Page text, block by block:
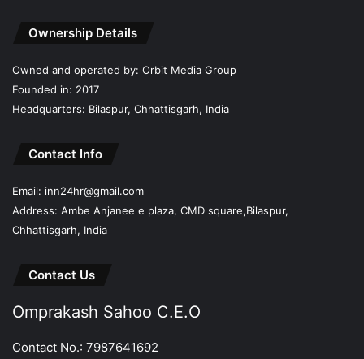
Ownership Details
Owned and operated by: Orbit Media Group
Founded in: 2017
Headquarters: Bilaspur, Chhattisgarh, India
Contact Info
Email: inn24hr@gmail.com
Address: Ambe Anjanee e plaza, CMD square,Bilaspur,
Chhattisgarh, India
Contact Us
Omprakash Sahoo C.E.O
Contact No.: 7987641692